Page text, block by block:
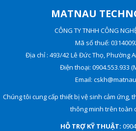
MATNAU
CÔNG TY TNHH CÔNG
Mã số thuế:
Địa chỉ : 493/42 Lê Đức Thọ, Phường
Điện thoại: 0904.553.933
Email:
Chúng tôi cung cấp thiết bị vệ sinh cảm ứng,
thông minh trên toàn
HỖ TRỢ KỸ THUẬT: